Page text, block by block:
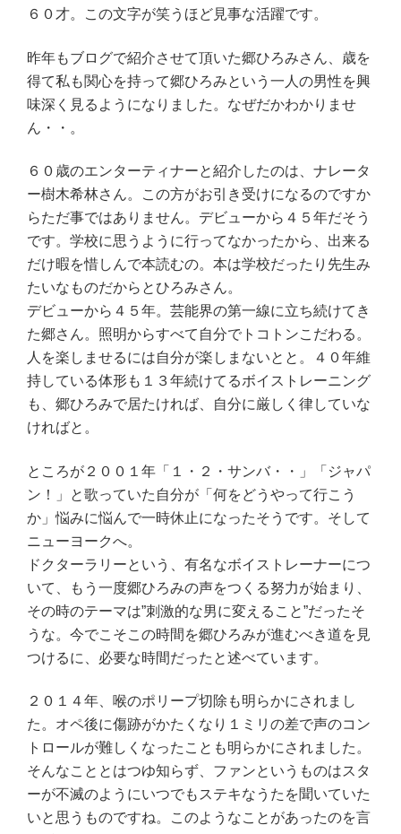
６０才。この文字が笑うほど見事な活躍です。
昨年もブログで紹介させて頂いた郷ひろみさん、歳を
得て私も関心を持って郷ひろみという一人の男性を興
味深く見るようになりました。なぜだかわかりませ
ん・・。
６０歳のエンターティナーと紹介したのは、ナレータ
ー樹木希林さん。この方がお引き受けになるのですか
らただ事ではありません。デビューから４５年だそう
です。学校に思うように行ってなかったから、出来る
だけ暇を惜しんで本読むの。本は学校だったり先生み
たいなものだからとひろみさん。
デビューから４５年。芸能界の第一線に立ち続けてき
た郷さん。照明からすべて自分でトコトンこだわる。
人を楽しませるには自分が楽しまないとと。４０年維
持している体形も１３年続けてるボイストレーニング
も、郷ひろみで居たければ、自分に厳しく律していな
ければと。
ところが２００１年「１・２・サンバ・・」「ジャパ
ン！」と歌っていた自分が「何をどうやって行こう
か」悩みに悩んで一時休止になったそうです。そして
ニューヨークへ。
ドクターラリーという、有名なボイストレーナーにつ
いて、もう一度郷ひろみの声をつくる努力が始まり、
その時のテーマは”刺激的な男に変えること”だったそ
うな。今でこそこの時間を郷ひろみが進むべき道を見
つけるに、必要な時間だったと述べています。
２０１４年、喉のポリープ切除も明らかにされまし
た。オペ後に傷跡がかたくなり１ミリの差で声のコン
トロールが難しくなったことも明らかにされました。
そんなこととはつゆ知らず、ファンというものはスタ
ーが不滅のようにいつでもステキなうたを聞いていた
いと思うものですね。このようなことがあったのを言